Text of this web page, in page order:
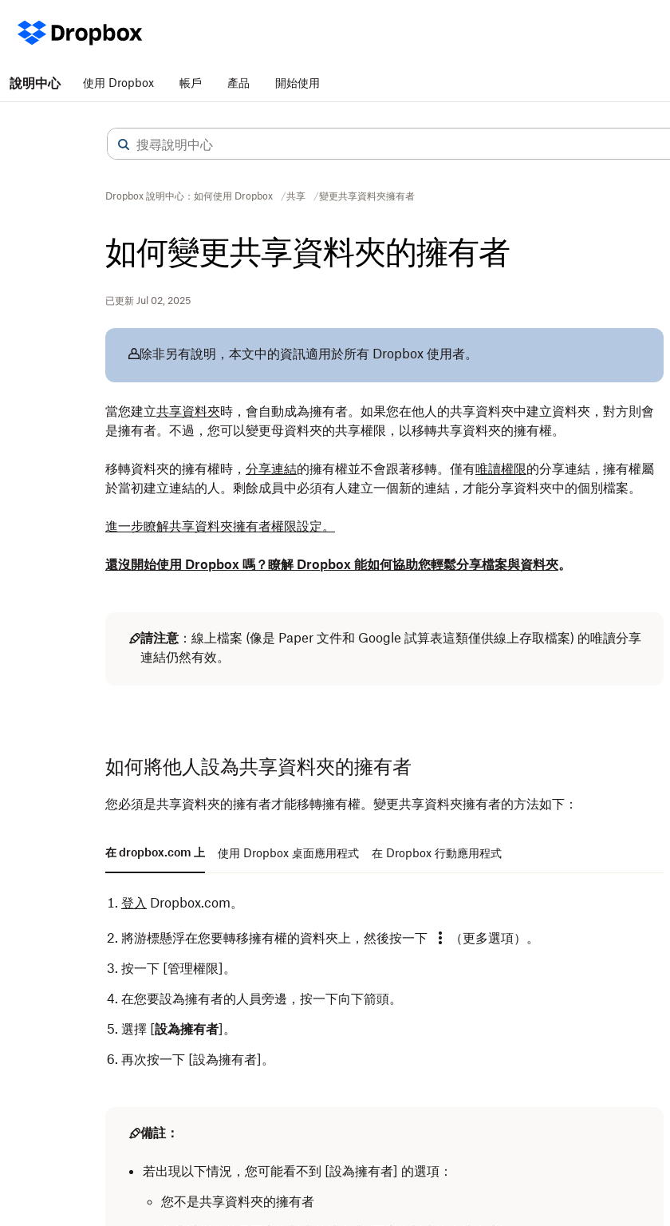
說明中心 使用 Dropbox 帳戶 產品 開始使用
Dropbox 說明中心：如何使用 Dropbox 共享 變更共享資料夾擁有者
如何變更共享資料夾的擁有者
已更新 Jul 02, 2025
除非另有說明，本文中的資訊適用於所有 Dropbox 使用者。
當您建立共享資料夾時，會自動成為擁有者。如果您在他人的共享資料夾中建立資料夾，對方則會
是擁有者。不過，您可以變更母資料夾的共享權限，以移轉共享資料夾的擁有權。
移轉資料夾的擁有權時， 分享連結的擁有權並不會跟著移轉。僅有唯讀權限的分享連結，擁有權屬
於當初建立連結的人。剩餘成員中必須有人建立一個新的連結，才能分享資料夾中的個別檔案。
進一步瞭解共享資料夾擁有者權限設定。
還沒開始使用 Dropbox 嗎？瞭解 Dropbox 能如何協助您輕鬆分享檔案與資料夾。
請注意 ：線上檔案 (像是 Paper 文件和 Google 試算表這類僅供線上存取檔案) 的唯讀分享
連結仍然有效。
如何將他人設為共享資料夾的擁有者
您必須是共享資料夾的擁有者才能移轉擁有權。變更共享資料夾擁有者的方法如下：
在 dropbox.com 上 使用 Dropbox 桌面應用程式 在 Dropbox 行動應用程式
登入 Dropbox.com。
將游標懸浮在您要轉移擁有權的資料夾上，然後按一下
（更多選項）。
按一下 [管理權限]。
在您要設為擁有者的人員旁邊，按一下向下箭頭。
選擇 [設為擁有者]。
再次按一下 [設為擁有者]。
在您想要移轉擁有權的資料夾上按右鍵。
在正確的資料夾旁邊，點選
按一下 [ 管理存取權限 ]。
點選 [X 名成員] 下方的區域。
備註：
若出現以下情況，您可能看不到 [設為擁有者] 的選項：
您不是共享資料夾的擁有者